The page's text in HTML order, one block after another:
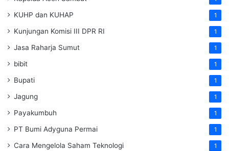
KUHP dan KUHAP 1
Kunjungan Komisi III DPR RI 1
Jasa Raharja Sumut 1
bibit 1
Bupati 1
Jagung 1
Payakumbuh 1
PT Bumi Adyguna Permai 1
Cara Mengelola Saham Teknologi 1